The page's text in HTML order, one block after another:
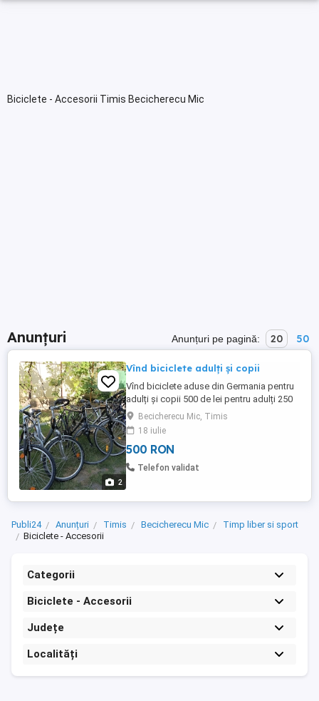
Biciclete - Accesorii Timis Becicherecu Mic
Anunțuri Anunțuri pe pagină: 20 50
2
Vînd biciclete adulți și copii
Vînd biciclete aduse din Germania pentru
adulți și copii 500 de lei pentru adulți 250
de lei.pentru copii
Becicherecu Mic, Timis
18 iulie
500 RON
Telefon validat
Publi24 Anunțuri Timis Becicherecu Mic
Timp liber si sport
Biciclete - Accesorii
Categorii
Biciclete - Accesorii
Județe
Localități